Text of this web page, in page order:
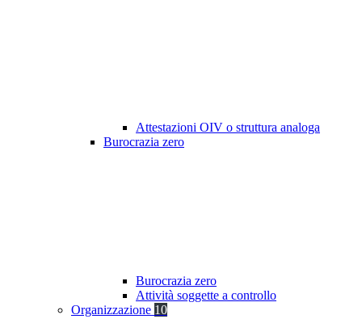
Attestazioni OIV o struttura analoga
Burocrazia zero
Burocrazia zero
Attività soggette a controllo
Organizzazione 10